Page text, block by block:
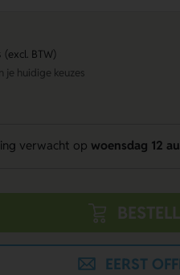
(excl. BTW)
je huidige keuzes
verwacht op woensdag 12
EERST